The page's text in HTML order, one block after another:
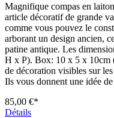
Magnifique compas en
article décoratif de grande
comme vous pouvez le
arborant un design ancien,
patine antique. Les
H x P). Box: 10 x 5 x 10cm
de décoration visibles sur
Ils vous donnent une idée
85,00 €*
Détails